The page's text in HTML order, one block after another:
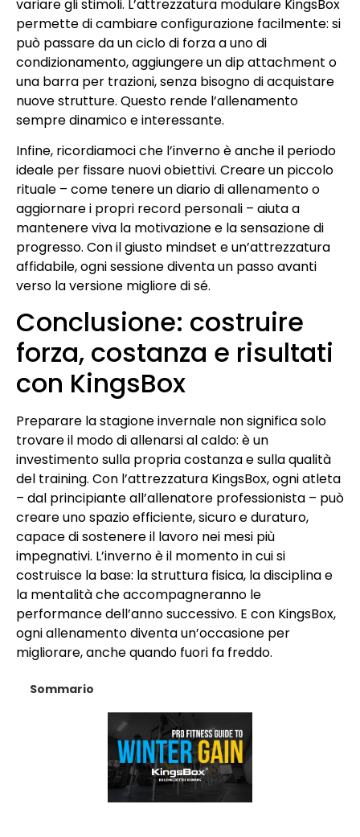
variare gli stimoli. L’attrezzatura modulare KingsBox
permette di cambiare configurazione facilmente: si
può passare da un ciclo di forza a uno di
condizionamento, aggiungere un dip attachment o
una barra per trazioni, senza bisogno di acquistare
nuove strutture. Questo rende l’allenamento
sempre dinamico e interessante.
Infine, ricordiamoci che l’inverno è anche il periodo
ideale per fissare nuovi obiettivi. Creare un piccolo
rituale – come tenere un diario di allenamento o
aggiornare i propri record personali – aiuta a
mantenere viva la motivazione e la sensazione di
progresso. Con il giusto mindset e un’attrezzatura
affidabile, ogni sessione diventa un passo avanti
verso la versione migliore di sé.
Conclusione: costruire
forza, costanza e risultati
con KingsBox
Preparare la stagione invernale non significa solo
trovare il modo di allenarsi al caldo: è un
investimento sulla propria costanza e sulla qualità
del training. Con l’attrezzatura KingsBox, ogni atleta
– dal principiante all’allenatore professionista – può
creare uno spazio efficiente, sicuro e duraturo,
capace di sostenere il lavoro nei mesi più
impegnativi. L’inverno è il momento in cui si
costruisce la base: la struttura fisica, la disciplina e
la mentalità che accompagneranno le
performance dell’anno successivo. E con KingsBox,
ogni allenamento diventa un’occasione per
migliorare, anche quando fuori fa freddo.
Sommario